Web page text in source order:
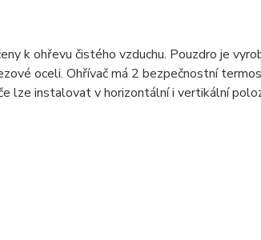
k ohřevu čistého vzduchu. Pouzdro je
oceli. Ohřívač má 2 bezpečnostní
lze instalovat v horizontální i vertikální